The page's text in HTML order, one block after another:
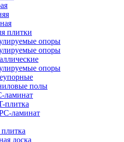
плитки
опоры
опоры
опоры
полы
ламинат
плитка
ламинат
доска